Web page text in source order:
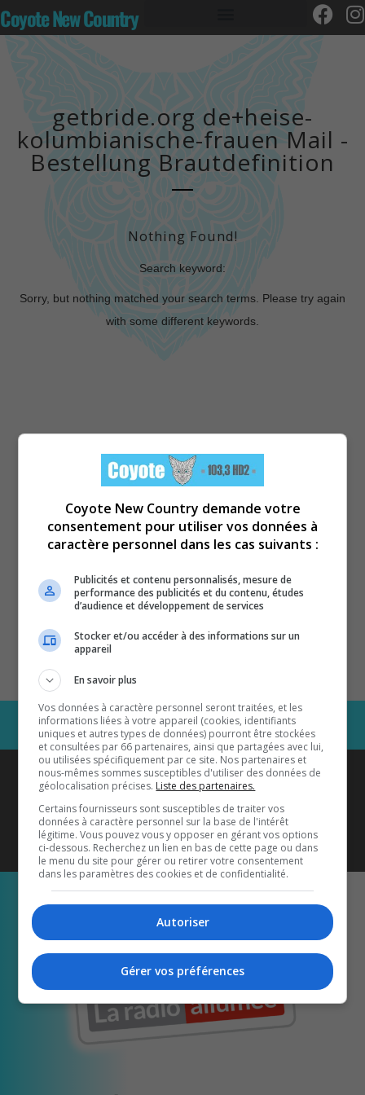
Coyote New Country
getbride.org de+heise-
kolumbianische-frauen Mail -
Bestellung Brautdefinition
Nothing Found!
Search keyword:
Sorry, but nothing matched your search terms. Please try again
with some different keywords.
Coyote New Countryest diffusé
également sur1033 HD2
Écoutez-nous aussi sur…
Coyote New Country demande votre
consentement pour utiliser vos données à
caractère personnel dans les cas suivants :
Publicités et contenu personnalisés, mesure de
performance des publicités et du contenu, études
d’audience et développement de services
Stocker et/ou accéder à des informations sur un
appareil
En savoir plus
Vos données à caractère personnel seront traitées, et les
informations liées à votre appareil (cookies, identifiants
uniques et autres types de données) pourront être stockées
et consultées par 66 partenaires, ainsi que partagées avec lui,
ou utilisées spécifiquement par ce site. Nos partenaires et
nous-mêmes sommes susceptibles d'utiliser des données de
géolocalisation précises. Liste des partenaires.
Certains fournisseurs sont susceptibles de traiter vos
données à caractère personnel sur la base de l'intérêt
légitime. Vous pouvez vous y opposer en gérant vos options
ci-dessous. Recherchez un lien en bas de cette page ou dans
le menu du site pour gérer ou retirer votre consentement
dans les paramètres des cookies et de confidentialité.
Autoriser
Gérer vos préférences